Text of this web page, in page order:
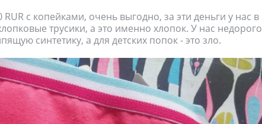
с копейками, очень выгодно, за эти деньги у нас в
трусики, а это именно хлопок. У нас недорого
синтетику, а для детских попок - это зло.